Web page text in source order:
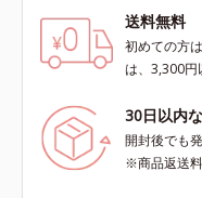
送料無料
初めての方
は、3,300円
30日以内
開封後でも
※商品返送